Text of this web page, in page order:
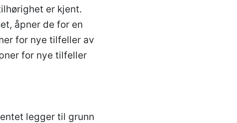
er kjent.
åpner de for en
for nye tilfeller av
for nye tilfeller
legger til grunn